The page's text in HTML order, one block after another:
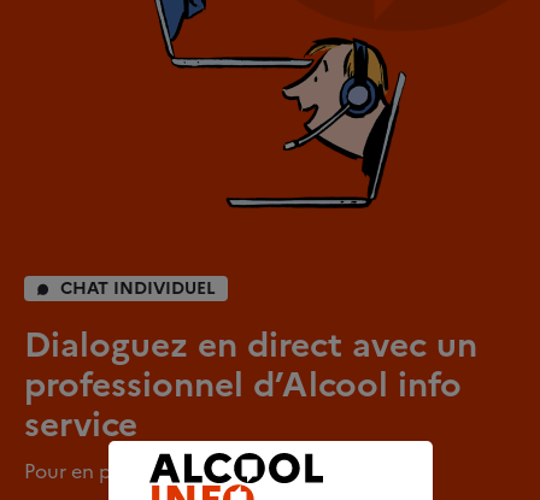
CHAT INDIVIDUEL
Dialoguez en direct avec un
professionnel d’Alcool info
service
Pour en parler en tout anonymat